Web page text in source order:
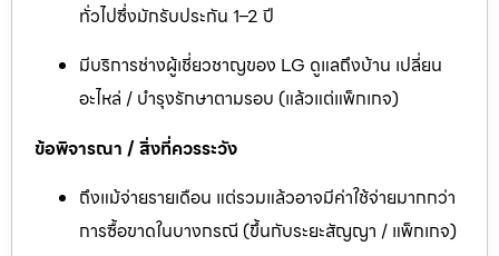
ทั่วไปซึ่งมักรับประกัน 1–2 ปี
มีบริการช่างผู้เชี่ยวชาญของ LG ดูแลถึงบ้าน เปลี่ยน
อะไหล่ / บำรุงรักษาตามรอบ (แล้วแต่แพ็กเกจ)
ข้อพิจารณา / สิ่งที่ควรระวัง
ถึงแม้จ่ายรายเดือน แต่รวมแล้วอาจมีค่าใช้จ่ายมากกว่า
การซื้อขาดในบางกรณี (ขึ้นกับระยะสัญญา / แพ็กเกจ)